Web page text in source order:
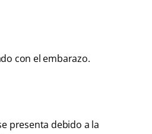
con el embarazo.
presenta debido a la